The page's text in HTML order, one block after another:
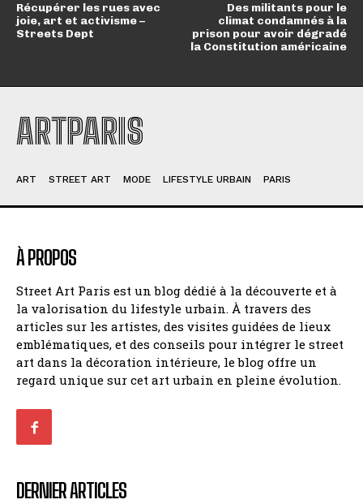
Récupérer les rues avec
joie, art et activisme –
Streets Dept
Des militants pour le
climat condamnés à la
prison pour avoir dégradé
la Constitution américaine
ARTPARIS
ART STREET ART MODE LIFESTYLE URBAIN PARIS
À PROPOS
Street Art Paris est un blog dédié à la découverte et à
la valorisation du lifestyle urbain. À travers des
articles sur les artistes, des visites guidées de lieux
emblématiques, et des conseils pour intégrer le street
art dans la décoration intérieure, le blog offre un
regard unique sur cet art urbain en pleine évolution.
DERNIER ARTICLES